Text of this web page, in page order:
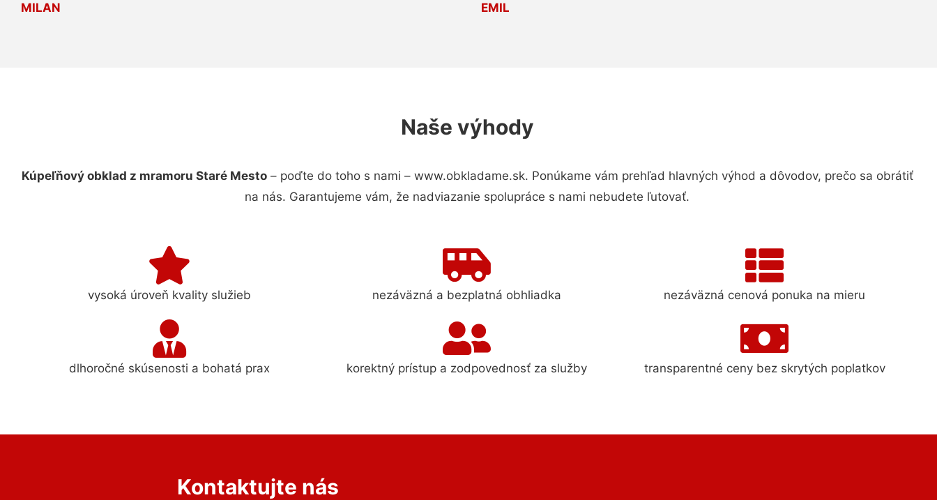
MILAN EMIL
Naše výhody
Kúpeľňový obklad z mramoru Staré Mesto– poďte do toho s nami – www.obkladame.sk. Ponúkame vám prehľad hlavných výhod a dôvodov, prečo sa obrátiť
na nás. Garantujeme vám, že nadviazanie spolupráce s nami nebudete ľutovať.
vysoká úroveň kvality služieb nezáväzná a bezplatná obhliadka nezáväzná cenová ponuka na mieru
dlhoročné skúsenosti a bohatá prax korektný prístup a zodpovednosť za služby transparentné ceny bez skrytých poplatkov
Kontaktujte nás